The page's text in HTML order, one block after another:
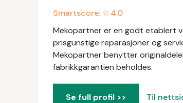
Smartscore: ☆4.0
Mekopartner er en godt etablert
prisgunstige reparasjoner og
Mekopartner benytter
fabrikkgarantien beholdes.
Se full profil >> Til